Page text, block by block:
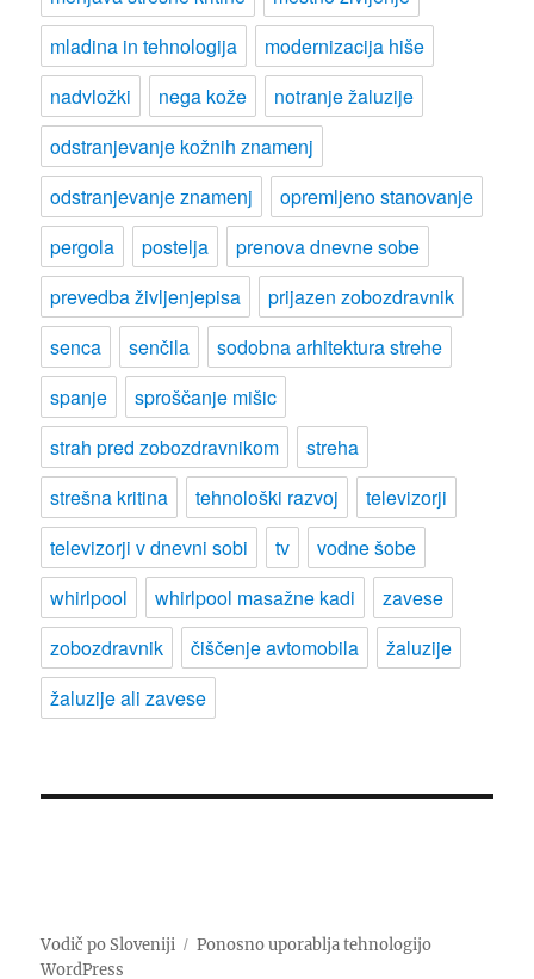
mladina in tehnologija
modernizacija hiše
nadvložki
nega kože
notranje žaluzije
odstranjevanje kožnih znamenj
odstranjevanje znamenj
opremljeno stanovanje
pergola
postelja
prenova dnevne sobe
prevedba življenjepisa
prijazen zobozdravnik
senca
senčila
sodobna arhitektura strehe
spanje
sproščanje mišic
strah pred zobozdravnikom
streha
strešna kritina
tehnološki razvoj
televizorji
televizorji v dnevni sobi
tv
vodne šobe
whirlpool
whirlpool masažne kadi
zavese
zobozdravnik
čiščenje avtomobila
žaluzije
žaluzije ali zavese
Vodič po Sloveniji
Ponosno uporablja tehnologijo
WordPress